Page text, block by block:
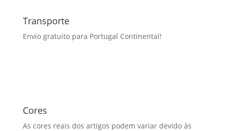
Transporte
Envio gratuito para Portugal Continental!
Cores
As cores reais dos artigos podem variar devido às